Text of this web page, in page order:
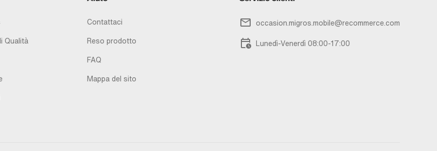
Qualità
Contattaci
Reso prodotto
FAQ
Mappa del sito
occasion.migros.mobile@recommerce.com
Lunedì-Venerdì 08:00-17:00